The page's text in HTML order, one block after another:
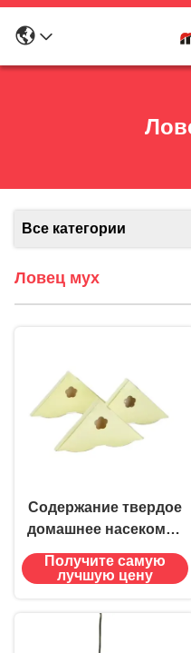
Все категории
Ловец мух
Содержание твердое
домашнее насекомое
насекомое клей
оконный уголок
ловец клейкие
подкладки 54г
Получите самую
лучшую цену